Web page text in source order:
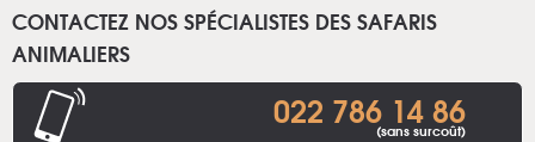
CONTACTEZ NOS SPÉCIALISTES DES SAFARIS
ANIMALIERS
022 786 14 86
(sans surcoût)